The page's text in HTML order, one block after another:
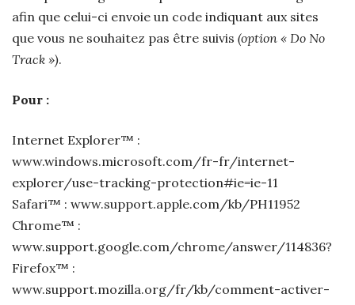
afin que celui-ci envoie un code indiquant aux sites
que vous ne souhaitez pas être suivis (option « Do No
Track »).
Pour :
Internet Explorer™ :
www.windows.microsoft.com/fr-fr/internet-
explorer/use-tracking-protection#ie=ie-11
Safari™ : www.support.apple.com/kb/PH11952
Chrome™ :
www.support.google.com/chrome/answer/114836?
Firefox™ :
www.support.mozilla.org/fr/kb/comment-activer-